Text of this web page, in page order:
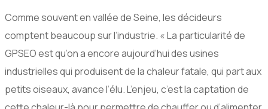
Comme souvent en vallée de Seine, les décideurs
comptent beaucoup sur l’industrie. « La particularité de
GPSEO est qu’on a encore aujourd’hui des usines
industrielles qui produisent de la chaleur fatale, qui part aux
petits oiseaux, avance l’élu. L’enjeu, c’est la captation de